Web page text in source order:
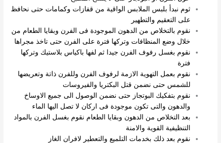
ثوم نبدأ بلبس الملابس الواقية من قفازات وكمامات حتى نحافظ
على التعقيم والتطهير
نقوم بالتخلاص من الدهون الموجودة فى الفرن وبقايا الطعام من
خلال وضع المنظافات وتركها فترة على الفرن حتى تاخذ مجراها
نقوم بغسل رفوف الفرن جيدا ثم لفها باكياس بلاستيك وتركها
فترة
نقوم بعمل التهوية الازمة لرفوف الفرن وللفرن ذاتة وتعريضها
للشمس حتى نضمن قتل البكتريا والفيروسات
نقوم بتفكيك البوتجاز حتى نضمن الوصول الى جميع الاوساخ
والدهون والتى تكون موجودة فى اركان لا تصل اليها الماء
بعد التخلاص من الدهون وبقايا الطعام نقوم بغسل الفرن بالمواد
التنظيفية القوية والامنة
نقوم بعد ذلك بخدمات التلميع والتعطير لافران الغاز